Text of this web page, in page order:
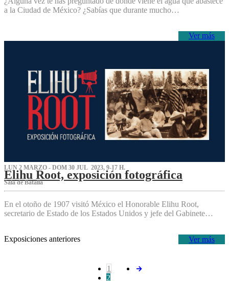
a la Ciudad de México? ¿Sabías que durante mucho…
Ver más
LUN 2 MARZO - DOM 30 JUL 2023, 9-17 H.
Elihu Root, exposición fotográfica
Sala de Batalla
En el otoño de 1907 visitó México el Honorable Elihu Root,
secretario de Estado de los Estados Unidos y jefe del Gabinete…
Ver más
Exposiciones anteriores
1
2